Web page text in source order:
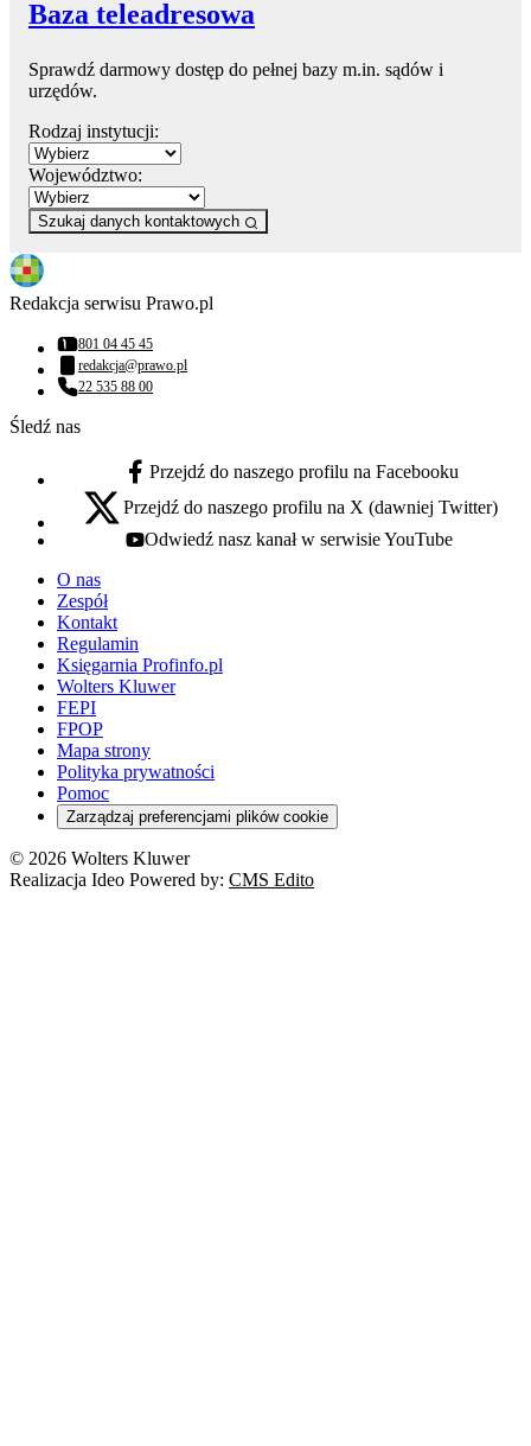
Baza teleadresowa
Sprawdź darmowy dostęp do pełnej bazy m.in. sądów i
urzędów.
Rodzaj instytucji:
Województwo:
Szukaj danych kontaktowych
Redakcja serwisu Prawo.pl
Numer telefonu:
801 04 45 45
Adres email:
redakcja@prawo.pl
Numer telefonu:
22 535 88 00
Śledź nas
facebook - otwiera się w nowej karcie
Przejdź do naszego profilu na Facebooku
x - otwiera się w nowej karcie
Przejdź do naszego profilu na X (dawniej Twitter)
youtube - otwiera się w nowej karcie
Odwiedź nasz kanał w serwisie YouTube
O nas
Zespół
Kontakt
Regulamin
Księgarnia Profinfo.pl
Wolters Kluwer
FEPI
FPOP
Mapa strony
Polityka prywatności
Pomoc
Zarządzaj preferencjami plików cookie
© 2026 Wolters Kluwer
Realizacja Ideo Powered by: CMS Edito